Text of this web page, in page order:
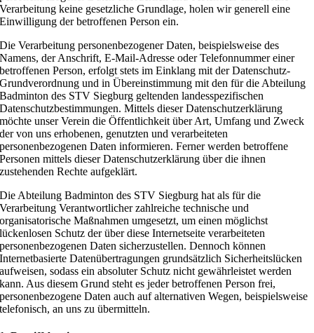
Verarbeitung keine gesetzliche Grundlage, holen wir generell eine
Einwilligung der betroffenen Person ein.
Die Verarbeitung personenbezogener Daten, beispielsweise des
Namens, der Anschrift, E-Mail-Adresse oder Telefonnummer einer
betroffenen Person, erfolgt stets im Einklang mit der Datenschutz-
Grundverordnung und in Übereinstimmung mit den für die Abteilung
Badminton des STV Siegburg geltenden landesspezifischen
Datenschutzbestimmungen. Mittels dieser Datenschutzerklärung
möchte unser Verein die Öffentlichkeit über Art, Umfang und Zweck
der von uns erhobenen, genutzten und verarbeiteten
personenbezogenen Daten informieren. Ferner werden betroffene
Personen mittels dieser Datenschutzerklärung über die ihnen
zustehenden Rechte aufgeklärt.
Die Abteilung Badminton des STV Siegburg hat als für die
Verarbeitung Verantwortlicher zahlreiche technische und
organisatorische Maßnahmen umgesetzt, um einen möglichst
lückenlosen Schutz der über diese Internetseite verarbeiteten
personenbezogenen Daten sicherzustellen. Dennoch können
Internetbasierte Datenübertragungen grundsätzlich Sicherheitslücken
aufweisen, sodass ein absoluter Schutz nicht gewährleistet werden
kann. Aus diesem Grund steht es jeder betroffenen Person frei,
personenbezogene Daten auch auf alternativen Wegen, beispielsweise
telefonisch, an uns zu übermitteln.